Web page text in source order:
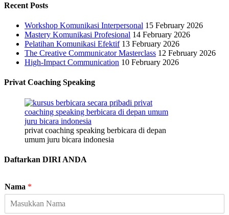
Recent Posts
Workshop Komunikasi Interpersonal 15 February 2026
Mastery Komunikasi Profesional 14 February 2026
Pelatihan Komunikasi Efektif 13 February 2026
The Creative Communicator Masterclass 12 February 2026
High-Impact Communication 10 February 2026
Privat Coaching Speaking
privat coaching speaking berbicara di depan
umum juru bicara indonesia
Daftarkan DIRI ANDA
Nama *